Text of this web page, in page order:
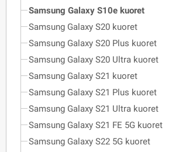
Samsung Galaxy S10e kuoret
Samsung Galaxy S20 kuoret
Samsung Galaxy S20 Plus kuoret
Samsung Galaxy S20 Ultra kuoret
Samsung Galaxy S21 kuoret
Samsung Galaxy S21 Plus kuoret
Samsung Galaxy S21 Ultra kuoret
Samsung Galaxy S21 FE 5G kuoret
Samsung Galaxy S22 5G kuoret